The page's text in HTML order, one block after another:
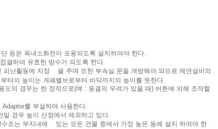
등은 옥내소화전이 포용되도록 설치하여야 한다.
결하여 유효한 방수가 되도록 한다.
피난활동에 지장 을 주며 또한 부속실 문을 개방해야 되므로 제연설비의
터의 높이는 개폐밸브로부터 바닥까지의 높이를 뜻한다.
의 경우는 한 정적으로(예 : 동결의 우려가 있을 때) 버튼에 의해 조작할
를 부설하여 사용한다.
경우 높이 산정에서 제외하고 있다.
조는 부지내에 있는 모든 건물 중에서 가장 높은 동에 설치 하여야 한